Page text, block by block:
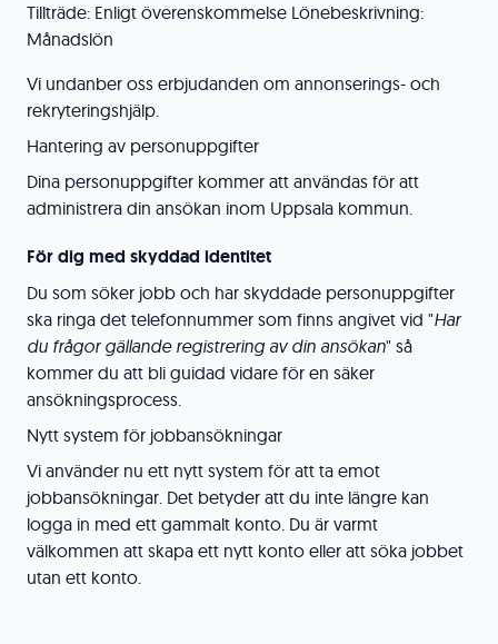
Tillträde: Enligt överenskommelse Lönebeskrivning:
Månadslön
Vi undanber oss erbjudanden om annonserings- och
rekryteringshjälp.
Hantering av personuppgifter
Dina personuppgifter kommer att användas för att
administrera din ansökan inom Uppsala kommun.
För dig med skyddad identitet
Du som söker jobb och har skyddade personuppgifter
ska ringa det telefonnummer som finns angivet vid "Har
du frågor gällande registrering av din ansökan" så
kommer du att bli guidad vidare för en säker
ansökningsprocess.
Nytt system för jobbansökningar
Vi använder nu ett nytt system för att ta emot
jobbansökningar. Det betyder att du inte längre kan
logga in med ett gammalt konto. Du är varmt
välkommen att skapa ett nytt konto eller att söka jobbet
utan ett konto.